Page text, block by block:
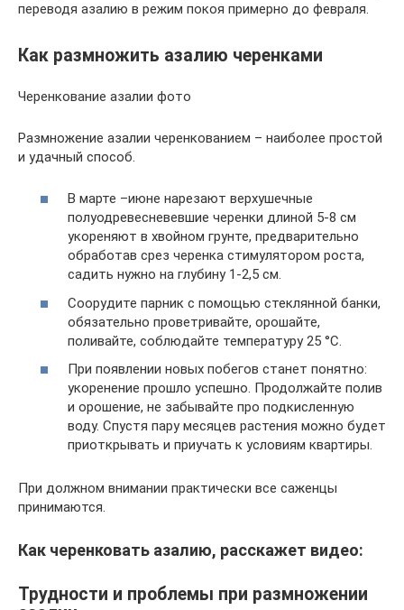
переводя азалию в режим покоя примерно до февраля.
Как размножить азалию черенками
Черенкование азалии фото
Размножение азалии черенкованием – наиболее простой
и удачный способ.
В марте –июне нарезают верхушечные
полуодревесневевшие черенки длиной 5-8 см
укореняют в хвойном грунте, предварительно
обработав срез черенка стимулятором роста,
садить нужно на глубину 1-2,5 см.
Соорудите парник с помощью стеклянной банки,
обязательно проветривайте, орошайте,
поливайте, соблюдайте температуру 25 °С.
При появлении новых побегов станет понятно:
укоренение прошло успешно. Продолжайте полив
и орошение, не забывайте про подкисленную
воду. Спустя пару месяцев растения можно будет
приоткрывать и приучать к условиям квартиры.
При должном внимании практически все саженцы
принимаются.
Как черенковать азалию, расскажет видео:
Трудности и проблемы при размножении